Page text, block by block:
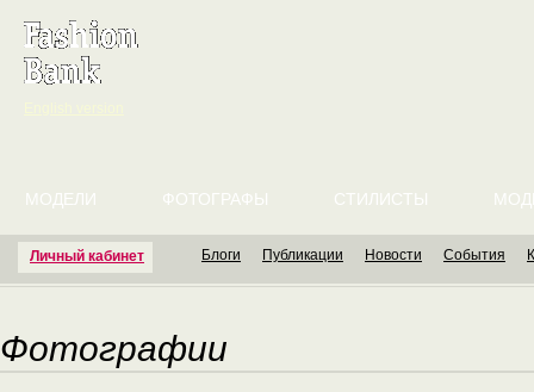
Личный кабинет
МОДЕЛИ ФОТОГРАФЫ СТИЛИСТЫ
Блоги Публикации Новости События
Фотографии